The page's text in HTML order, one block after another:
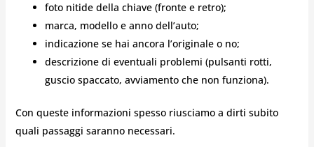
foto nitide della chiave (fronte e retro);
marca, modello e anno dell’auto;
indicazione se hai ancora l’originale o no;
descrizione di eventuali problemi (pulsanti rotti,
guscio spaccato, avviamento che non funziona).
Con queste informazioni spesso riusciamo a dirti subito
quali passaggi saranno necessari.